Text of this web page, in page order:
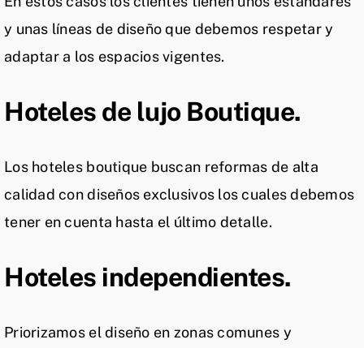
y unas líneas de diseño que debemos respetar y
adaptar a los espacios vigentes.
Hoteles de lujo Boutique.
Los hoteles boutique buscan reformas de alta
calidad con diseños exclusivos los cuales debemos
tener en cuenta hasta el último detalle.
Hoteles independientes.
Priorizamos el diseño en zonas comunes y